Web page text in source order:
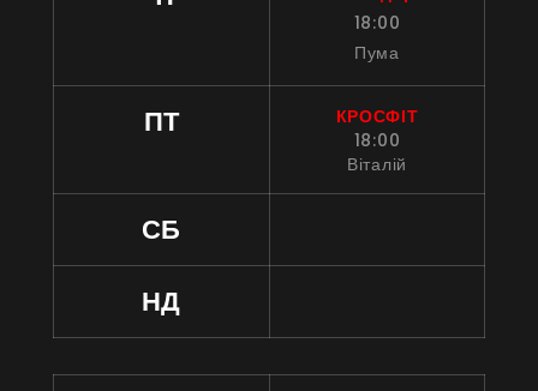
18:00
Пума
ПТ
КРОСФІТ
18:00
Віталій
СБ
НД